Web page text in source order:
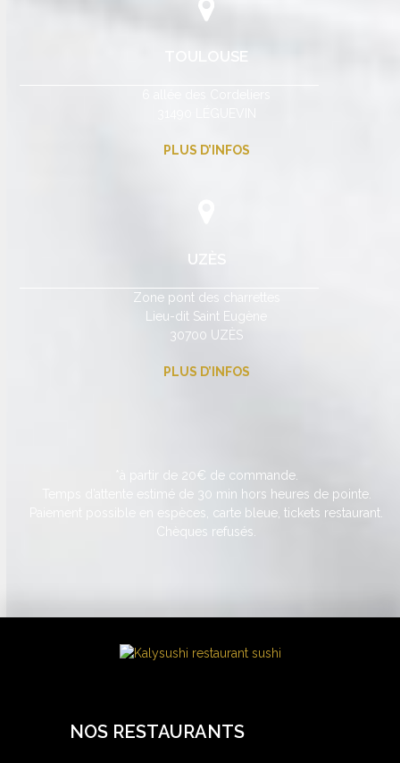
TOULOUSE
PLUS D’INFOS
UZÈS
Zone pont des charrettes
Lieu-dit Saint Eugène
30700 UZÈS
PLUS D’INFOS
*à partir de 20€ de commande.
Temps d’attente estimé de 30 min hors heures de pointe.
Paiement possible en espèces, carte bleue, tickets restaurant.
Chèques refusés.
NOS RESTAURANTS